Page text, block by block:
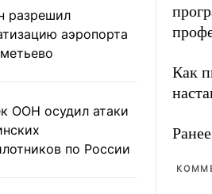
разрешил
аэропорта
ООН осудил атаки
по России
Как